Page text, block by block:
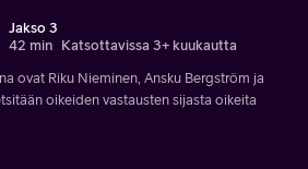
Jakso 3
42 min Katsottavissa 3+ kuukautta
ovat Riku Nieminen, Ansku Bergström ja
oikeiden vastausten sijasta oikeita